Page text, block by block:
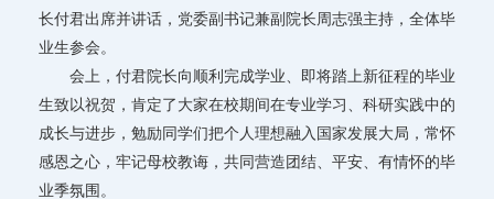
长付君出席并讲话，党委副书记兼副院长周志强主持，全体毕
业生参会。
会上，付君院长向顺利完成学业、即将踏上新征程的毕业
生致以祝贺，肯定了大家在校期间在专业学习、科研实践中的
成长与进步，勉励同学们把个人理想融入国家发展大局，常怀
感恩之心，牢记母校教诲，共同营造团结、平安、有情怀的毕
业季氛围。